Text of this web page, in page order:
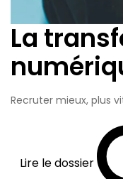
La
Recruter mieux, plus
Lire le dossier